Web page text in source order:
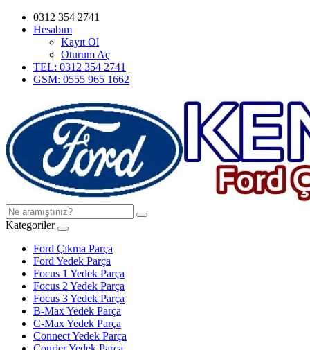
0312 354 2741
Hesabım
Kayıt Ol
Oturum Aç
TEL: 0312 354 2741
GSM: 0555 965 1662
Kategoriler
Ford Çıkma Parça
Ford Yedek Parça
Focus 1 Yedek Parça
Focus 2 Yedek Parça
Focus 3 Yedek Parça
B-Max Yedek Parça
C-Max Yedek Parça
Connect Yedek Parça